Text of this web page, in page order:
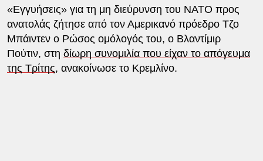
«Εγγυήσεις» για τη μη διεύρυνση του ΝΑΤΟ προς
ανατολάς ζήτησε από τον Αμερικανό πρόεδρο Τζο
Μπάιντεν ο Ρώσος ομόλογός του, ο Βλαντίμιρ
Πούτιν, στη δίωρη συνομιλία που είχαν το απόγευμα
της Τρίτης, ανακοίνωσε το Κρεμλίνο.